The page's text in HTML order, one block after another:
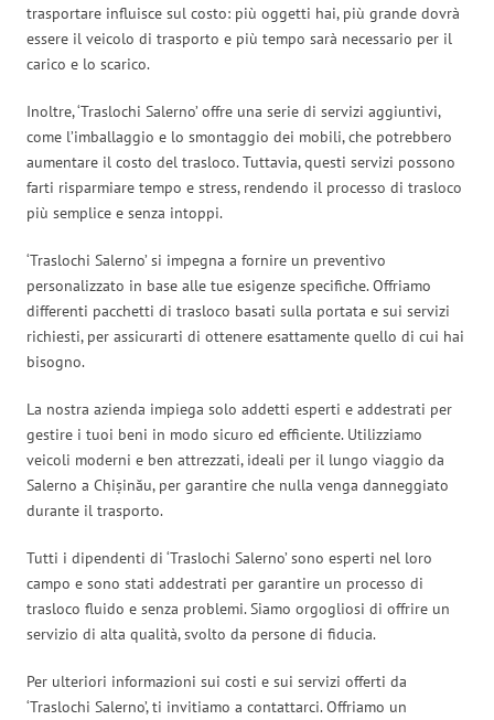
trasportare influisce sul costo: più oggetti hai, più grande dovrà
essere il veicolo di trasporto e più tempo sarà necessario per il
carico e lo scarico.
Inoltre, ‘Traslochi Salerno’ offre una serie di servizi aggiuntivi,
come l’imballaggio e lo smontaggio dei mobili, che potrebbero
aumentare il costo del trasloco. Tuttavia, questi servizi possono
farti risparmiare tempo e stress, rendendo il processo di trasloco
più semplice e senza intoppi.
‘Traslochi Salerno’ si impegna a fornire un preventivo
personalizzato in base alle tue esigenze specifiche. Offriamo
differenti pacchetti di trasloco basati sulla portata e sui servizi
richiesti, per assicurarti di ottenere esattamente quello di cui hai
bisogno.
La nostra azienda impiega solo addetti esperti e addestrati per
gestire i tuoi beni in modo sicuro ed efficiente. Utilizziamo
veicoli moderni e ben attrezzati, ideali per il lungo viaggio da
Salerno a Chișinău, per garantire che nulla venga danneggiato
durante il trasporto.
Tutti i dipendenti di ‘Traslochi Salerno’ sono esperti nel loro
campo e sono stati addestrati per garantire un processo di
trasloco fluido e senza problemi. Siamo orgogliosi di offrire un
servizio di alta qualità, svolto da persone di fiducia.
Per ulteriori informazioni sui costi e sui servizi offerti da
‘Traslochi Salerno’, ti invitiamo a contattarci. Offriamo un